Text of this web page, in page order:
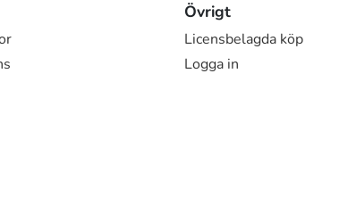
Övrigt
Licensbelagda köp
Logga in